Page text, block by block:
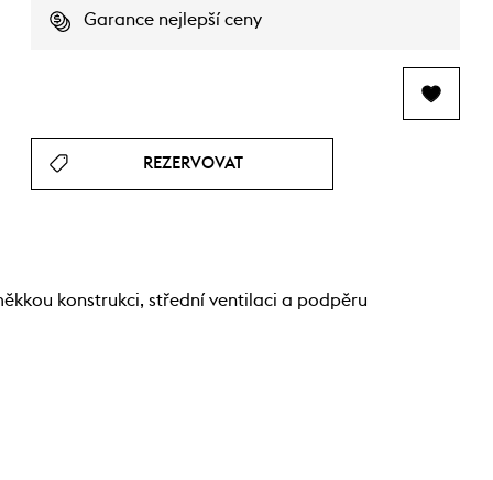
Garance nejlepší ceny
REZERVOVAT
konstrukci, střední ventilaci a podpěru